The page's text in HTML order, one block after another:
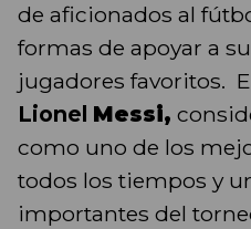
de aficionados al
formas de apoyar a
jugadores favoritos.
Lionel Messi,
como uno de los
todos los tiempos y
importantes del